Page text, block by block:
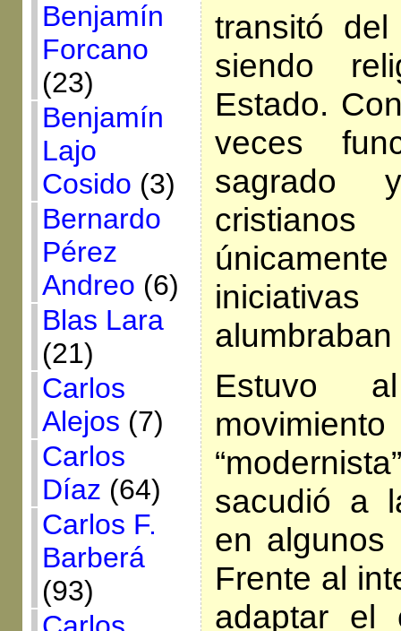
Benjamín
Forcano
(23)
Benjamín
Lajo
Cosido (3)
Bernardo
Pérez
Andreo (6)
Blas Lara
(21)
Carlos
Alejos (7)
Carlos
Díaz (64)
Carlos F.
Barberá
(93)
transitó
siendo
Estado.
veces
sagrado
Estuvo
sacudió a
en algunos
Frente al
adaptar el